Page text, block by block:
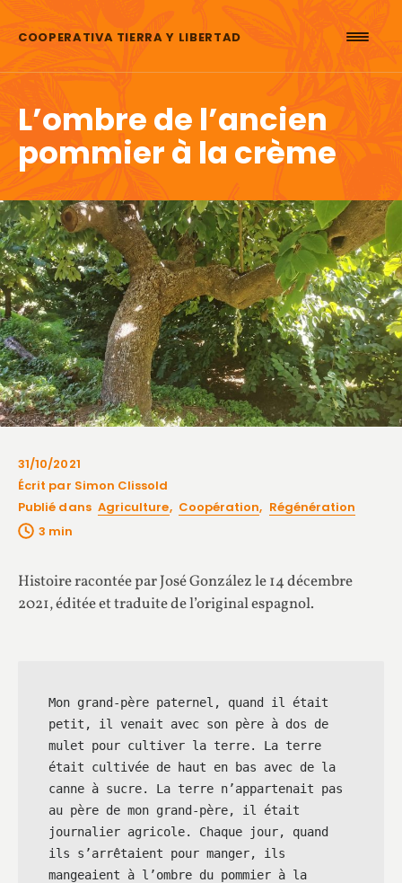
COOPERATIVA TIERRA Y LIBERTAD
L’ombre de l’ancien
pommier à la crème
31/10/2021
Écrit par Simon Clissold
Publié dans Agriculture, Coopération, Régénération
Histoire racontée par José González le 14 décembre
2021, éditée et traduite de l’original espagnol.
Mon grand-père paternel, quand il était
petit, il venait avec son père à dos de
mulet pour cultiver la terre. La terre
était cultivée de haut en bas avec de la
canne à sucre. La terre n’appartenait pas
au père de mon grand-père, il était
journalier agricole. Chaque jour, quand
ils s’arrêtaient pour manger, ils
mangeaient à l’ombre du pommier à la